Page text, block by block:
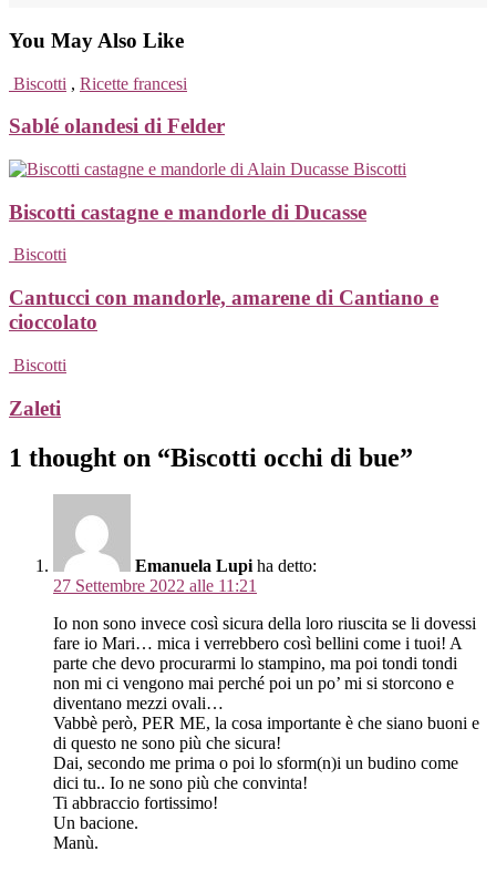
You May Also Like
Biscotti , Ricette francesi
Sablé olandesi di Felder
Biscotti
Biscotti castagne e mandorle di Ducasse
Biscotti
Cantucci con mandorle, amarene di Cantiano e
cioccolato
Biscotti
Zaleti
1 thought on “Biscotti occhi di bue”
Emanuela Lupi ha detto:
27 Settembre 2022 alle 11:21
Io non sono invece così sicura della loro riuscita se li dovessi
fare io Mari… mica i verrebbero così bellini come i tuoi! A
parte che devo procurarmi lo stampino, ma poi tondi tondi
non mi ci vengono mai perché poi un po’ mi si storcono e
diventano mezzi ovali…
Vabbè però, PER ME, la cosa importante è che siano buoni e
di questo ne sono più che sicura!
Dai, secondo me prima o poi lo sform(n)i un budino come
dici tu.. Io ne sono più che convinta!
Ti abbraccio fortissimo!
Un bacione.
Manù.